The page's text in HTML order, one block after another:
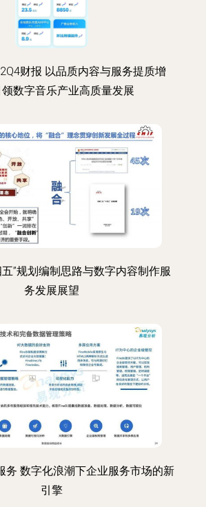
财报 以品质内容与服务提质增
数字音乐产业高质量发展
”规划编制思路与数字内容制作服
务发展展望
务 数字化浪潮下企业服务市场的新
引擎